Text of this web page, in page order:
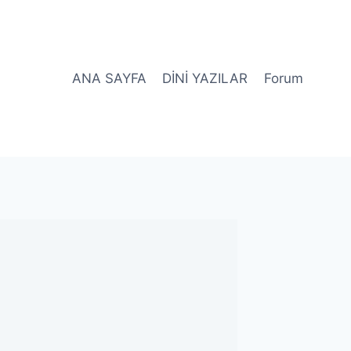
ANA SAYFA DİNİ YAZILAR Forum